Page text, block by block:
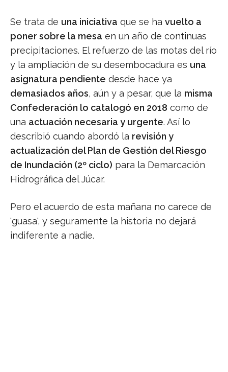
Se trata de una iniciativa que se ha vuelto a
poner sobre la mesa en un año de continuas
precipitaciones. El refuerzo de las motas del río
y la ampliación de su desembocadura es una
asignatura pendiente desde hace ya
demasiados años, aún y a pesar, que la misma
Confederación lo catalogó en 2018 como de
una actuación necesaria y urgente. Así lo
describió cuando abordó la revisión y
actualización del Plan de Gestión del Riesgo
de Inundación (2º ciclo) para la Demarcación
Hidrográfica del Júcar.
Pero el acuerdo de esta mañana no carece de
'guasa', y seguramente la historia no dejará
indiferente a nadie.